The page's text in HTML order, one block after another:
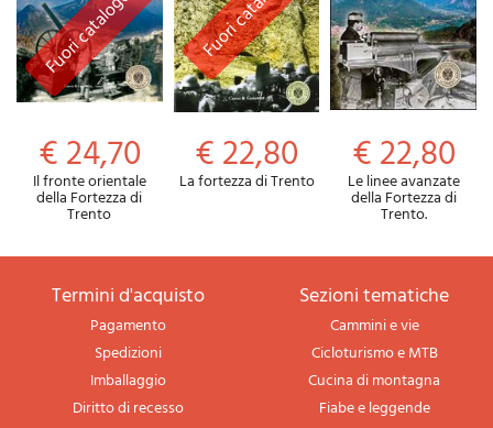
€ 24,70
Il fronte orientale
della Fortezza di
Trento
€ 22,80
La fortezza di Trento
€ 22,80
Le linee avanzate
della Fortezza di
Trento.
termini d'acquisto
Pagamento
Spedizioni
Imballaggio
Diritto di recesso
sezioni tematiche
Cammini e vie
Cicloturismo e MTB
Cucina di montagna
Fiabe e leggende